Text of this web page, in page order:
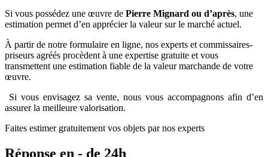
Si vous possédez une œuvre de Pierre Mignard ou d’après, une
estimation permet d’en apprécier la valeur sur le marché actuel.
À partir de notre formulaire en ligne, nos experts et commissaires-
priseurs agréés procèdent à une expertise gratuite et vous
transmettent une estimation fiable de la valeur marchande de votre
œuvre.
Si vous envisagez sa vente, nous vous accompagnons afin d’en
assurer la meilleure valorisation.
Faites estimer gratuitement vos objets par nos experts
Réponse en - de 24h